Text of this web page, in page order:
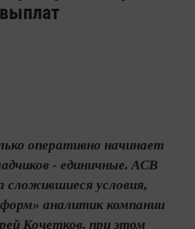
оперативно начинает
- единичные. АСВ
сложившиеся условия,
аналитик компании
Кочетков, при этом